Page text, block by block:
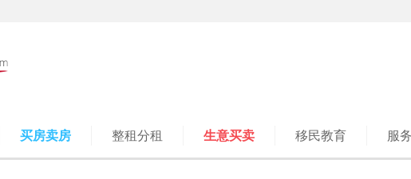
买房卖房 整租分租 生意买卖 移民教育 服